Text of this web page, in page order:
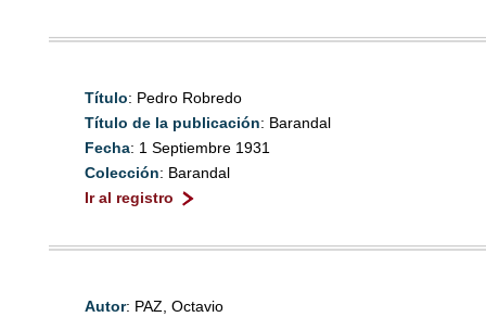
Título: Pedro Robredo
Título de la publicación: Barandal
Fecha: 1 Septiembre 1931
Colección: Barandal
Ir al registro
Autor: PAZ, Octavio